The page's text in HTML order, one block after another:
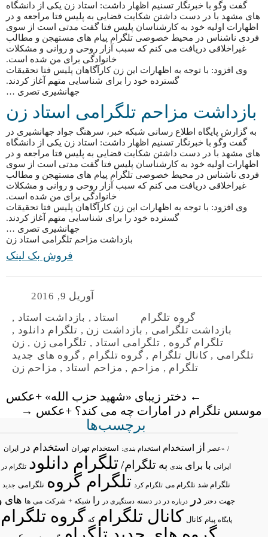
گفت وگو با خبرنگار تسنیم اظهار داشت: استاد زن یکی از دانشگاه
های مشهد با در دست داشتن شکایت قضایی به پلیس فتا مراجعه و در
اظهارات اولیه خود به کارشناسان پلیس فتا گفت مدتی است از سوی
فردی ناشناس در محیط خصوصی تلگرام پیام های مستهجن و مطالب
غیراخلاقی دریافت می کنم که سبب آزار روحی و روانی و مشکلات
خانوادگی برای من شده است.
وی افزود: با توجه به اظهارات این زن کارآگاهان پلیس فتا تحقیقات
گسترده خود را برای شناسایی متهم آغاز کردند.
جهانشیری تصری …
بازداشت مزاحم تلگرامی استاد زن
به گزارش پایگاه اطلاع رسانی شبکه خبر، سرهنگ جواد جهانشیری در
گفت وگو با خبرنگار تسنیم اظهار داشت: استاد زن یکی از دانشگاه
های مشهد با در دست داشتن شکایت قضایی به پلیس فتا مراجعه و در
اظهارات اولیه خود به کارشناسان پلیس فتا گفت مدتی است از سوی
فردی ناشناس در محیط خصوصی تلگرام پیام های مستهجن و مطالب
غیراخلاقی دریافت می کنم که سبب آزار روحی و روانی و مشکلات
خانوادگی برای من شده است.
وی افزود: با توجه به اظهارات این زن کارآگاهان پلیس فتا تحقیقات
گسترده خود را برای شناسایی متهم آغاز کردند.
جهانشیری تصری …
بازداشت مزاحم تلگرامی استاد زن
فروش بک لینک
آوریل 9, 2016
گروه تلگرام
استاد, بازداشت استاد,
بازداشت تلگرامی, بازداشت زن, تلگرام دانلود,
تلگرام گروه, تلگرامی استاد, تلگرامی زن, زن
تلگرامی, کانال تلگرام , گروه تلگرام, گروه های جدید
تلگرام , مزاحم, مزاحم استاد, مزاحم زن
←دختر زیبای «شهید حزب الله» +عکس
موسس تلگرام در امارات چه می کند؟ +عکس →
برچسب‌ها
«عصر از استخدام استخدام بندی: استخدام تهران استخدام در ایران
ایرانی با برای بندی بهتلگرام/تلگرام دانلود تلگرام در
تلگرام شد تلگرام می تلگرام کرد تلگرام گروه تلگرامی جدید
جهت دختر در درباره در در دسته دستگیری در را شبکه + شرکت می ها های و
پایگاه پیام کانال کانال تلگرام که گروه تلگرام